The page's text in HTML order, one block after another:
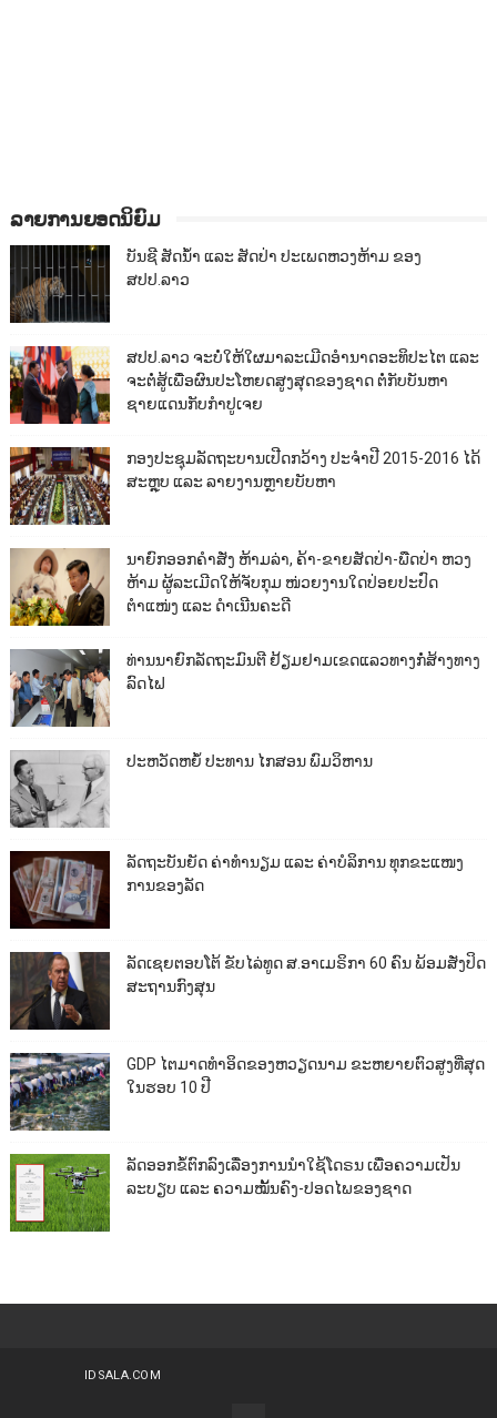
ລາຍການຍອດນິຍົມ
ບັນຊີ ສັດນ້ຳ ແລະ ສັດປ່າ ປະເພດຫວງຫ້າມ ຂອງ
ສປປ.ລາວ
ສປປ.ລາວ ຈະບໍ່ໃຫ້ໃຜມາລະເມີດອຳນາດອະທິປະໄຕ ແລະ
ຈະຕໍ່ສູ້ເພື່ອຜົນປະໂຫຍດສູງສຸດຂອງຊາດ ຕໍ່ກັບບັນຫາ
ຊາຍແດນກັບກຳປູເຈຍ
ກອງປະຊຸມລັດຖະບານເປີດກວ້າງ ປະຈຳປີ 2015-2016 ໄດ້
ສະຫຼຸບ ແລະ ລາຍງານຫຼາຍບັບຫາ
ນາຍົກອອກຄຳສັ່ງ ຫ້າມລ່າ, ຄ້າ-ຂາຍສັດປ່າ-ພືດປ່າ ຫວງ
ຫ້າມ ຜູ້ລະເມີດໃຫ້ຈັບກຸມ ໜ່ວຍງານໃດປ່ອຍປະປົດ
ຕຳແໜ່ງ ແລະ ດຳເນີນຄະດີ
ທ່ານນາຍົກລັດຖະມົນຕີ ຢ້ຽມຢາມເຂດແລວທາງກໍ່ສ້າງທາງ
ລົດໄຟ
ປະຫວັດຫຍໍ້ ປະທານ ໄກສອນ ພົມວິຫານ
ລັດຖະບັນຍັດ ຄ່າທຳນຽມ ແລະ ຄ່າບໍລິການ ທຸກຂະແໜງ
ການຂອງລັດ
ລັດເຊຍຕອບໂຕ້ ຂັບໄລ່ທູດ ສ.ອາເມຣິກາ 60 ຄົນ ພ້ອມສັ່ງປິດ
ສະຖານກົງສຸນ
GDP ໄຕມາດທຳອິດຂອງຫວຽດນາມ ຂະຫຍາຍຕົວສູງທີ່ສຸດ
ໃນຮອບ 10​ ປີ
ລັດອອກຂໍ້ຕົກລົງເລື່ອງການນຳໃຊ້ໂດຣນ ເພື່ອຄວາມເປັນ
ລະບຽບ ແລະ ຄວາມໝັ້ນຄົງ-ປອດໄພຂອງຊາດ
IDSALA.COM